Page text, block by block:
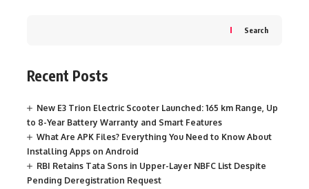
Search
Recent Posts
New E3 Trion Electric Scooter Launched: 165 km Range, Up
to 8-Year Battery Warranty and Smart Features
What Are APK Files? Everything You Need to Know About
Installing Apps on Android
RBI Retains Tata Sons in Upper-Layer NBFC List Despite
Pending Deregistration Request